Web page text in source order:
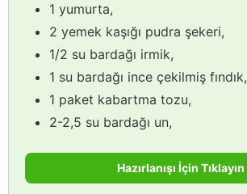
1 yumurta,
2 yemek kaşığı pudra şekeri,
1/2 su bardağı irmik,
1 su bardağı ince çekilmiş fındık,
1 paket kabartma tozu,
2-2,5 su bardağı un,
Hazırlanışı İçin Tıklayın